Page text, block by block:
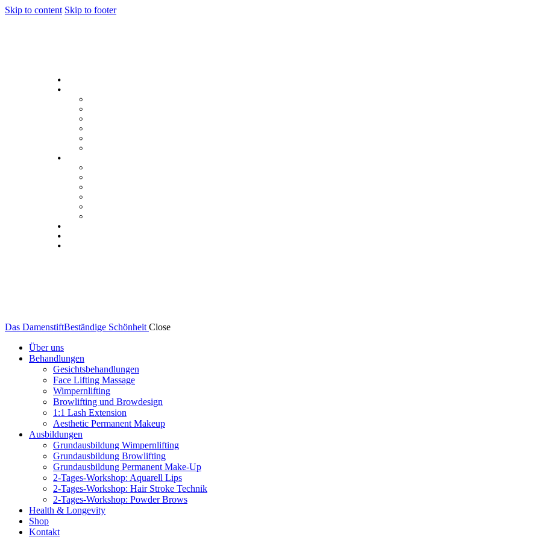
Skip to content Skip to footer
Das DamenstiftBeständige Schönheit Close
Über uns
Behandlungen
Gesichtsbehandlungen
Face Lifting Massage
Wimpernlifting
Browlifting und Browdesign
1:1 Lash Extension
Aesthetic Permanent Makeup
Ausbildungen
Grundausbildung Wimpernlifting
Grundausbildung Browlifting
Grundausbildung Permanent Make-Up
2-Tages-Workshop: Aquarell Lips
2-Tages-Workshop: Hair Stroke Technik
2-Tages-Workshop: Powder Brows
Health & Longevity
Shop
Kontakt